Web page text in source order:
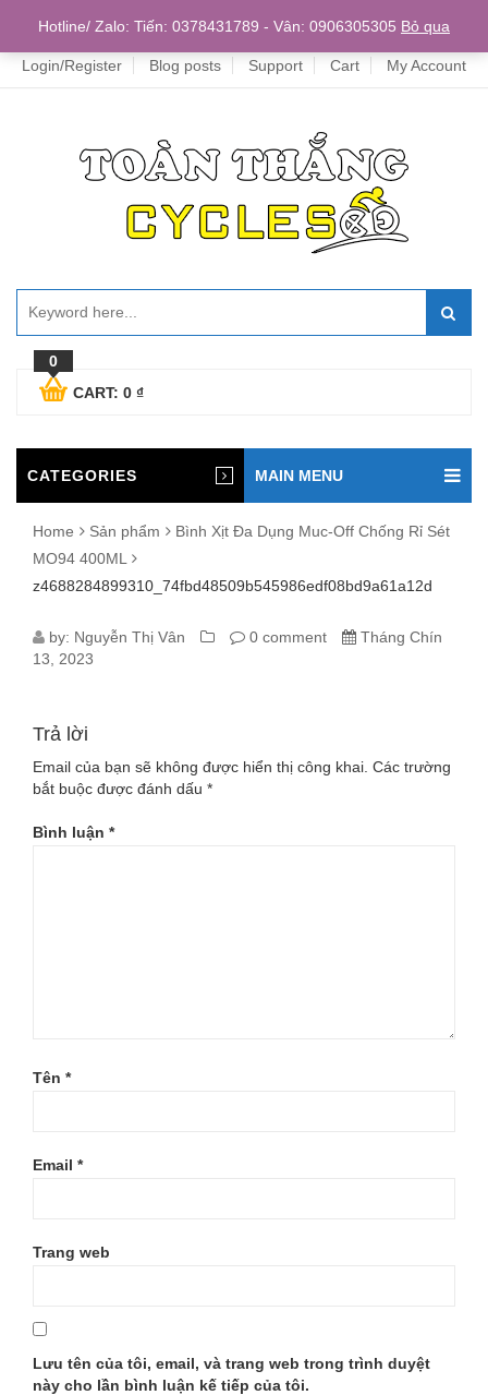
Home
Login/Register Blog posts Support Cart My Account
0
CART: 0 ₫
CATEGORIES MAIN MENU
Home Sản phẩm
Bình Xịt Đa Dụng Muc-Off Chống Rỉ Sét
MO94 400ML
z4688284899310_74fbd48509b545986edf08bd9a61a12d
by: Nguyễn Thị Vân 0 comment
Tháng Chín
13, 2023
Trả lời
Email của bạn sẽ không được hiển thị công khai. Các trường
bắt buộc được đánh dấu *
Bình luận *
Tên *
Email *
Trang web
Lưu tên của tôi, email, và trang web trong trình duyệt
này cho lần bình luận kế tiếp của tôi.
Hotline/ Zalo: Tiến: 0378431789 - Vân: 0906305305 Bỏ qua